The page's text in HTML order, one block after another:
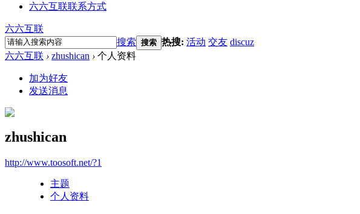
六六互联联系方式
六六互联
搜索 搜索 热搜: 活动 交友 discuz
六六互联 › zhushican › 个人资料
加为好友
发送消息
zhushican
http://www.toosoft.net/?1
主题
个人资料